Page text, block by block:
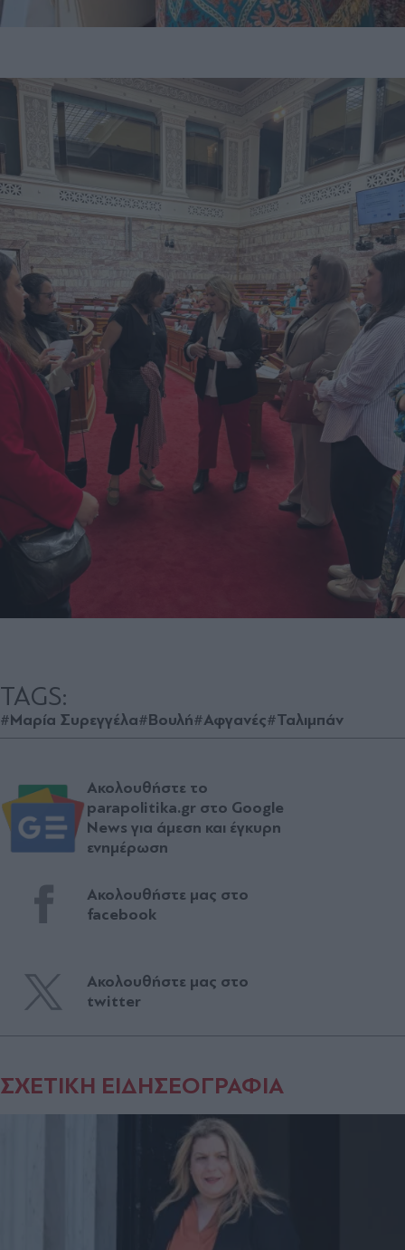
TAGS:
#Μαρία Συρεγγέλα#Βουλή#Αφγανές#Ταλιμπάν
Ακολουθήστε το
parapolitika.gr στο Google
News για άμεση και έγκυρη
ενημέρωση
Ακολουθήστε μας στο
facebook
Ακολουθήστε μας στο
twitter
ΣΧΕΤΙΚΗ ΕΙΔΗΣΕΟΓΡΑΦΙΑ